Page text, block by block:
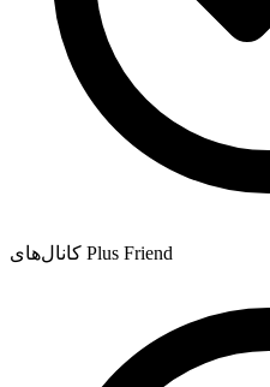
کانال‌های Plus Friend